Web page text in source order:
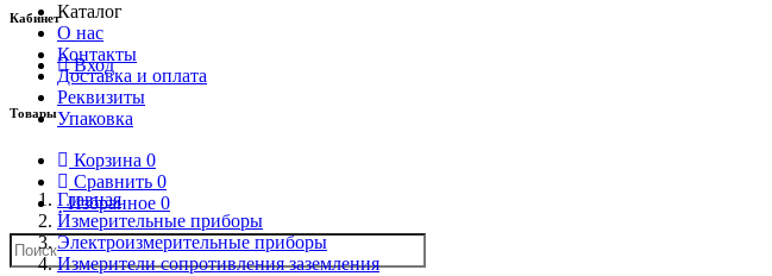
Кабинет
Вход
Товары
Корзина 0
Сравнить 0
Избранное 0
Каталог
О нас
Контакты
Доставка и оплата
Реквизиты
Упаковка
Главная
Измерительные приборы
Электроизмерительные приборы
Измерители сопротивления заземления